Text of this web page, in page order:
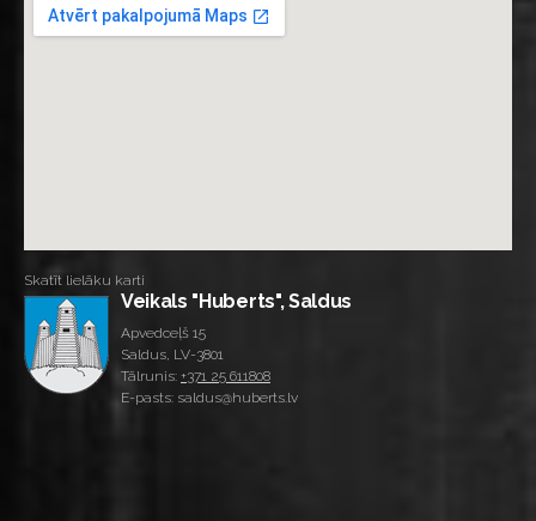
Skatīt lielāku karti
Veikals "Huberts", Saldus
Apvedceļš 15
Saldus, LV-3801
Tālrunis: +371 25 611808
E-pasts: saldus@huberts.lv